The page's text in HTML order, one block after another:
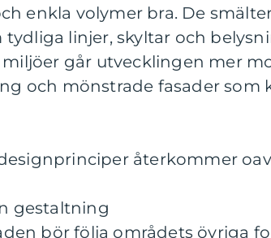
enkla volymer bra. De
linjer, skyltar och
går utvecklingen mer
och mönstrade fasader som
återkommer
gestaltning
bör följa områdets övriga